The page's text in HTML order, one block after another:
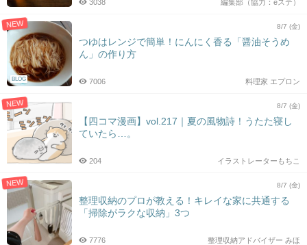
編集部（協力：eステ）
3038
NEW
BLOG
8/7 (金)
つゆはレンジで簡単！にんにく香る「醤油そうめ
ん」の作り方
料理家 エプロン
7006
NEW 8/7 (金)
【四コマ漫画】vol.217｜夏の風物詩！うたた寝し
ていたら…。
イラストレーターもちこ
204
NEW 8/7 (金)
整理収納のプロが教える！キレイな家に共通する
「掃除がラクな収納」3つ
整理収納アドバイザー みほ
7776